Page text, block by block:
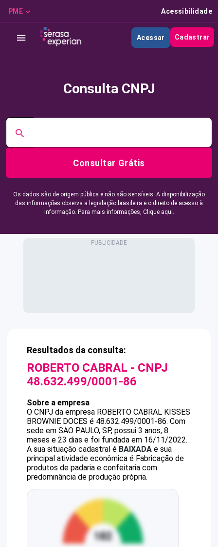
PME Acessibilidade
Acessar Cadastrar
Consulta CNPJ
Consultar Grátis
Os dados são de origem pública e não são sensíveis. A disponibilização
das informações observa a legislação brasileira e o direito de acesso à
informação. Para mais informações, Clique aqui.
Resultados da consulta:
ROBERTO CABRAL - CNPJ
48.632.499/0001-86
Sobre a empresa
O CNPJ da empresa ROBERTO CABRAL KISSES
BROWNIE DOCES é 48.632.499/0001-86. Com
sede em SAO PAULO, SP, possui 3 anos, 8
meses e 23 dias e foi fundada em 16/11/2022.
A sua situação cadastral é BAIXADA e sua
principal atividade econômica é Fabricação de
produtos de padaria e confeitaria com
predominância de produção própria.